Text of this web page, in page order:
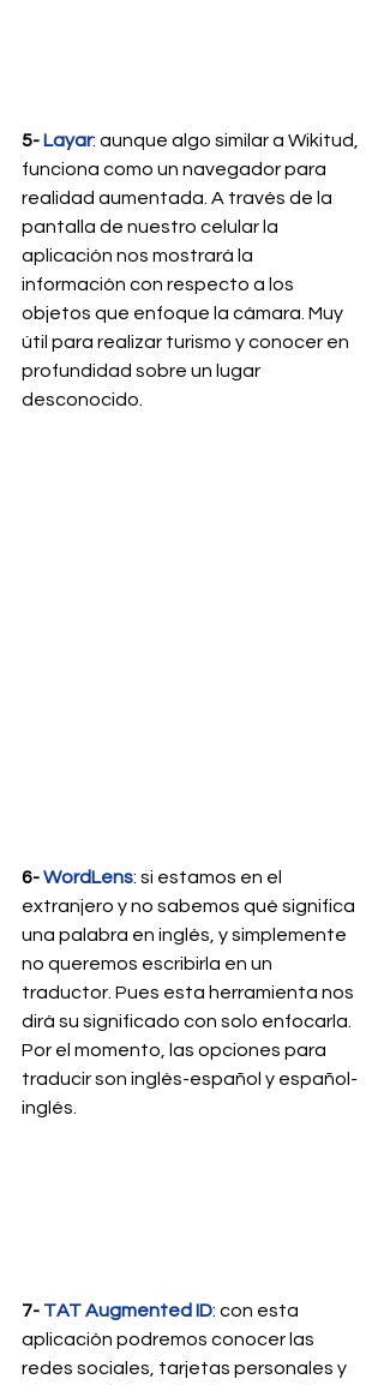
5- Layar: aunque algo similar a Wikitud,
funciona como un navegador para
realidad aumentada. A través de la
pantalla de nuestro celular la
aplicación nos mostrará la
información con respecto a los
objetos que enfoque la cámara. Muy
útil para realizar turismo y conocer en
profundidad sobre un lugar
desconocido.
6- WordLens: si estamos en el
extranjero y no sabemos qué significa
una palabra en inglés, y simplemente
no queremos escribirla en un
traductor. Pues esta herramienta nos
dirá su significado con solo enfocarla.
Por el momento, las opciones para
traducir son inglés-español y español-
inglés.
7- TAT Augmented ID: con esta
aplicación podremos conocer las
redes sociales, tarjetas personales y